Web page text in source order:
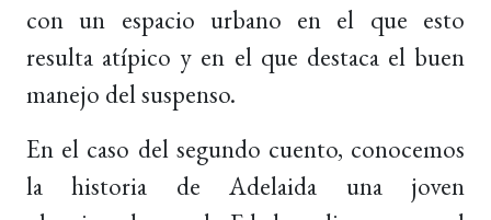
con un espacio urbano en el que esto
resulta atípico y en el que destaca el buen
manejo del suspenso.
En el caso del segundo cuento, conocemos
la historia de Adelaida una joven